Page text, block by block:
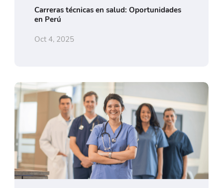
Carreras técnicas en salud: Oportunidades
en Perú
Oct 4, 2025